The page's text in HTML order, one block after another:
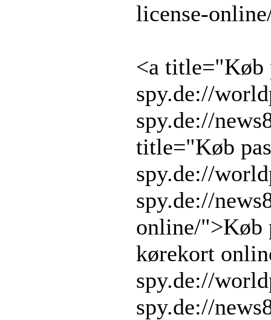
license-
<a title="Køb
spy.de://
spy.de://
title="Køb
spy.de://
spy.de://
online/">Køb
kørekort
spy.de://
spy.de://